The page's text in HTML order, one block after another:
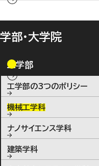
学部・大学院
工学部
工学部の3つのポリシー
機械工学科
ナノサイエンス学科
建築学科